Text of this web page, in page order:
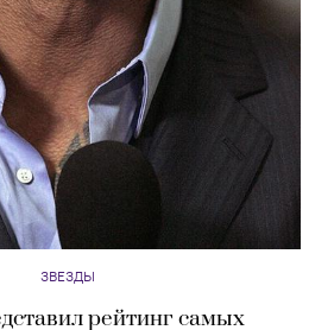
ЗВЕЗДЫ
рейтинг самых